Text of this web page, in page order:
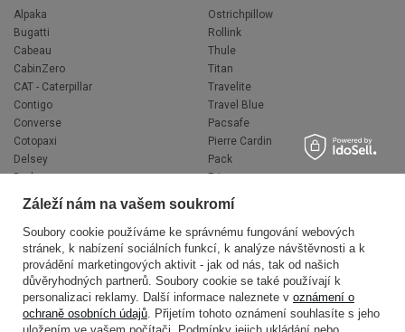
Alpaka
Bugatti
Cabeau
CabinZero
CAT - Caterpillar
Contigo
Converse
Cotopaxi
Delsey
Derby
Doppler
Discovery
Dr.Bacty
Esprit
Happy Rain
Fjallraven
Hedgren
Herschel
Ostrichpillow
Rollink
Thule
Titan
Travelite
Travel Blue
Pacsafe
Pierre Cardin
Pack
Primus
Roncato
Rolser
United Colors of Benetton
Saxoline
Wacaco
Wenger
Victorinox
Volkswagen
Záleží nám na vašem soukromí
Soubory cookie používáme ke správnému fungování webových
stránek, k nabízení sociálních funkcí, k analýze návštěvnosti a k
provádění marketingových aktivit - jak od nás, tak od našich
důvěryhodných partnerů. Soubory cookie se také používají k
personalizaci reklamy. Další informace naleznete v oznámení o
ochraně osobních údajů. Přijetím tohoto oznámení souhlasíte s jeho